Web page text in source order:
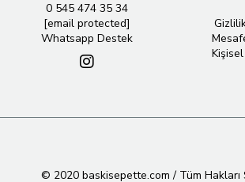
0 545 474 35 34
[email protected]
Whatsapp Destek
© 2020 baskisepette.com / Tüm Hakları